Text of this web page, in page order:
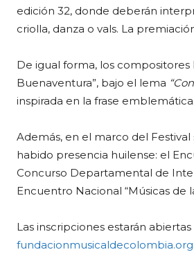
edición 32, donde deberán
criolla, danza o vals. La
De igual forma, los compositores
Buenaventura”, bajo el lema
inspirada en la frase
Además, en el marco del
habido presencia huilense: el
Concurso Departamental de
Encuentro Nacional “Músicas de
Las inscripciones estarán
fundacionmusicaldecolombia.org